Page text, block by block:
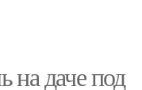
на даче под